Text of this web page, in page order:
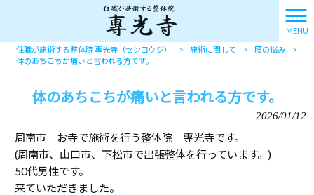
MENU
住職が施術する整体院 專光寺（センコウジ） > 施術に関して > 腰の悩み
>
体のあちこちが痛いと言われる方です。
体のあちこちが痛いと言われる方です。
2026/01/12
周南市 お寺で施術を行う整体院 專光寺です。
(周南市、山口市、下松市で出張整体を行っています。)
50代男性です。
来ていただきました。